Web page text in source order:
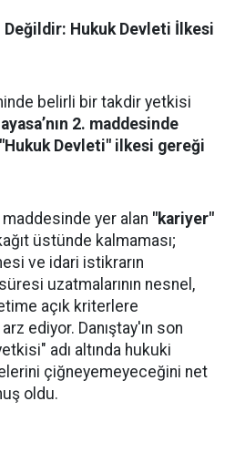
Değildir: Hukuk Devleti İlkesi
belirli bir takdir yetkisi
2. maddesinde
Devleti" ilkesi gereği
maddesinde yer alan "kariyer"
üstünde kalmaması;
ve idari istikrarın
uzatmalarının nesnel,
açık kriterlere
ediyor. Danıştay'ın son
adı altında hukuki
çiğneyemeyeceğini net
oldu.